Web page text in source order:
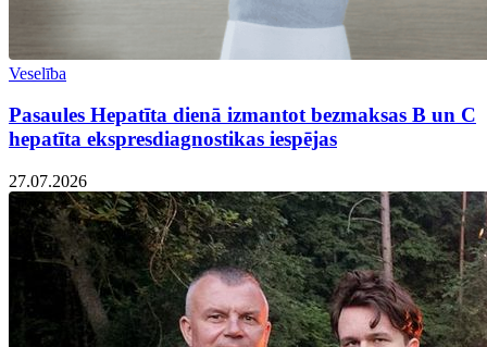
Veselība
Pasaules Hepatīta dienā izmantot bezmaksas B un C
hepatīta ekspresdiagnostikas iespējas
27.07.2026